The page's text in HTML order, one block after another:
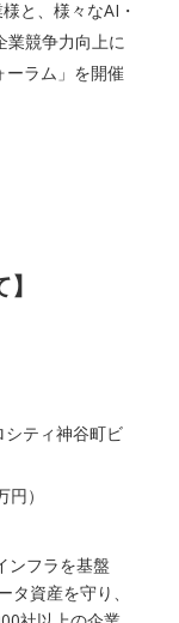
と、様々なAI・
業競争力向上に
ーラム」を開催
ティ神谷町ビ
）
ンフラを基盤
資産を守り、